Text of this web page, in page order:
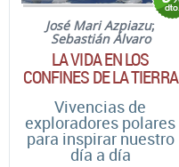
José Mari Azpiazu;
Sebastián Álvaro
LA VIDA EN LOS
CONFINES DE LA TIERRA
Vivencias de
exploradores polares
para inspirar nuestro
día a día